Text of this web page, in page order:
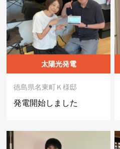
太陽光発電
徳島県名東町Ｋ様邸
発電開始しました